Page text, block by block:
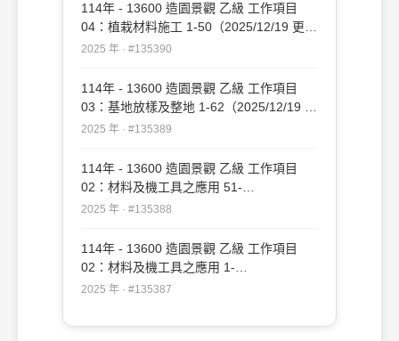
114年 - 13600 造園景觀 乙級 工作項目
04：植栽材料施工 1-50（2025/12/19 更
新）#135390
2025 年 · #135390
114年 - 13600 造園景觀 乙級 工作項目
03：基地放樣及整地 1-62（2025/12/19 更
新）#135389
2025 年 · #135389
114年 - 13600 造園景觀 乙級 工作項目
02：材料及機工具之應用 51-
109（2025/12/19 更新）#135388
2025 年 · #135388
114年 - 13600 造園景觀 乙級 工作項目
02：材料及機工具之應用 1-
50（2025/12/19 更新）#135387
2025 年 · #135387